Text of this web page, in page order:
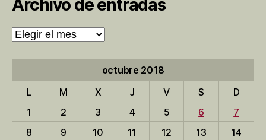
Archivo de entradas
Archivo
de
octubre 2018
L
M X J V S
D
1
2 3 4 5 6
7
8
9 10 11 12 13
14